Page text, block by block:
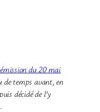
du 20 mai
de temps avant, en
décidé de l’y